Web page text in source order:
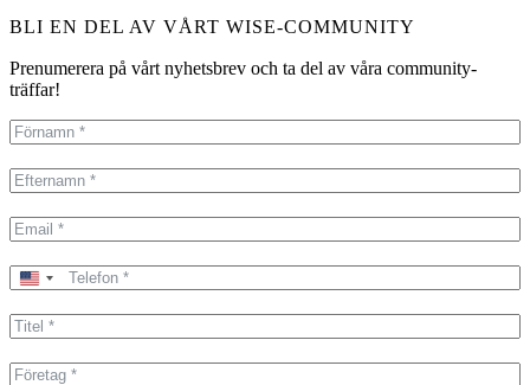
BLI EN DEL AV VÅRT WISE-COMMUNITY
Prenumerera på vårt nyhetsbrev och ta del av våra community-
träffar!
United
+1